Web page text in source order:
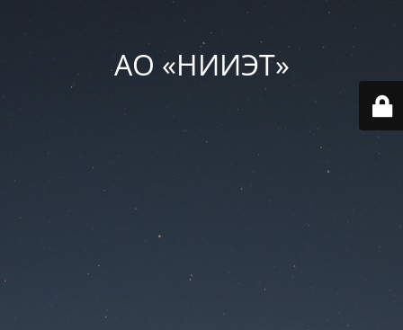
АО «НИИЭТ»